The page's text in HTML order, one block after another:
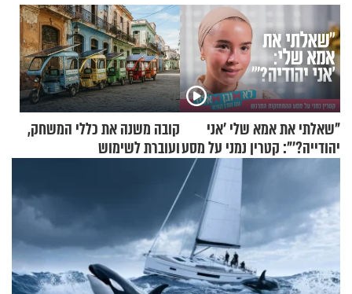
"שאלתי את אמא שלי 'אני
יהודייה?'": קטרין נמני על מסע
ההתחזקות המרגש
קובה משנה את כללי המשחק,
ועוברת לשימוש